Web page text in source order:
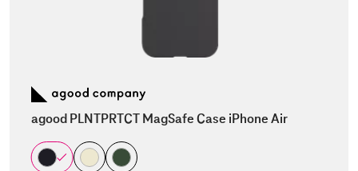
agood PLNTPRTCT MagSafe Case iPhone Air